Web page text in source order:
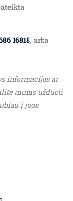
16818, arba
informacijos ar
mums užduoti
į juos